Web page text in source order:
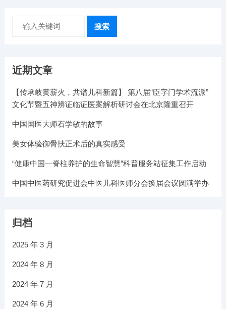
搜索
近期文章
【传承岐黄薪火，共谱儿科新篇】 第八届“臣字门学术流派”
文化节暨五神辨证临证医案解析研讨会在北京隆重召开
中国国医大师石学敏的故事
美女体验御骨扶正术后的真实感受
“健康中国—脊柱养护的生命智慧”科普服务站征集工作启动
中国中医药研究促进会中医儿科医师分会换届会议圆满举办
归档
2025 年 3 月
2024 年 8 月
2024 年 7 月
2024 年 6 月